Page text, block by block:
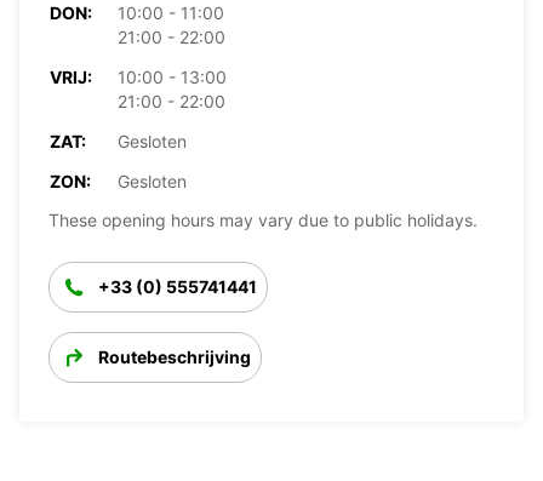
DON:
10:00 - 11:00
21:00 - 22:00
VRIJ:
10:00 - 13:00
21:00 - 22:00
ZAT:
Gesloten
ZON:
Gesloten
These opening hours may vary due to public holidays.
+33 (0) 555741441
Routebeschrijving